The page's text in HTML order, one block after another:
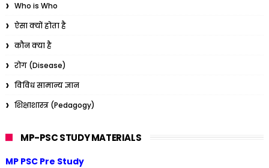
Who is Who
ऐसा क्यों होता है
कौन क्या है
रोग (Disease)
विविध सामान्य ज्ञान
शिक्षाशास्त्र (Pedagogy)
MP-PSC STUDY MATERIALS
MP PSC Pre Study